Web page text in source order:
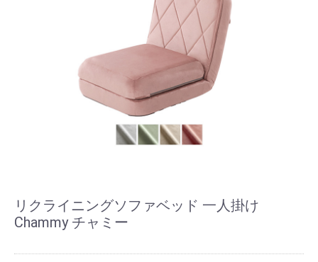
リクライニングソファベッド 一人掛け
Chammy チャミー